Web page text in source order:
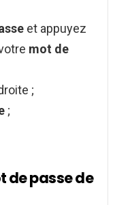
et appuyez
mot de
;
;
de passe de